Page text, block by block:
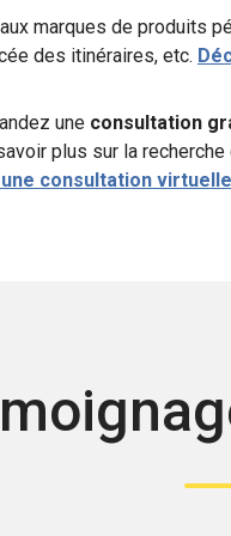
marques de produits
des itinéraires, etc.
une consultation
plus sur la
consultation virtuelle